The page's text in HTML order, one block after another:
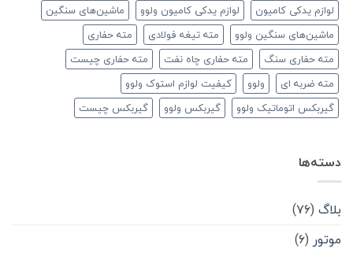
لوازم یدکی کامیون
لوازم یدکی کامیون ولوو
ماشین‌های سنگین
ماشین‌های سنگین ولوو
مته تیغه فولادی
مته حفاری
مته حفاری سنگ
مته حفاری چاه نفت
مته حفاری چیست
مته ضربه ای
ولوو
کیفیت لوازم استوک ولوو
گیربکس اتوماتیک ولوو
گیربکس ولوو گیربکس چیست
دسته‌ها
بلاگ (۷۶)
موتور (۶)